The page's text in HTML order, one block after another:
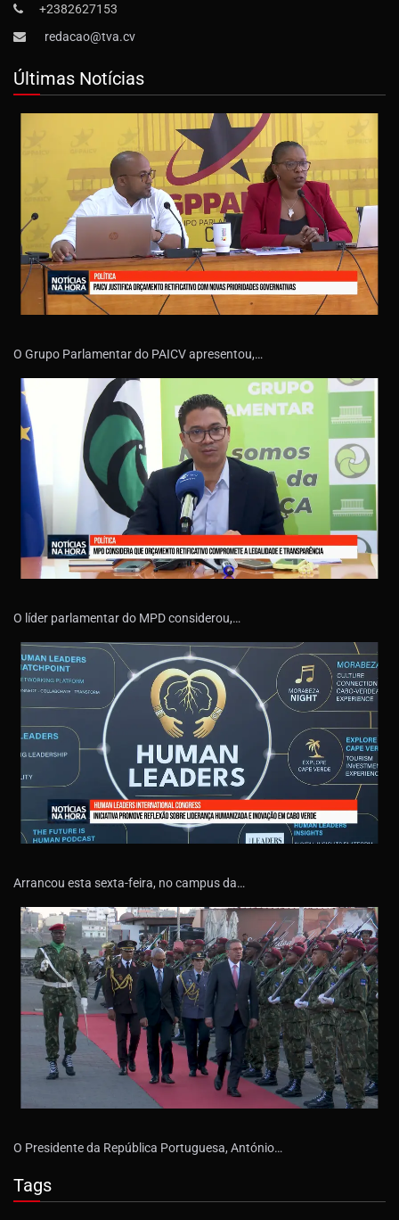
+2382627153
redacao@tva.cv
Últimas Notícias
O Grupo Parlamentar do PAICV apresentou,…
O líder parlamentar do MPD considerou,…
Arrancou esta sexta-feira, no campus da…
O Presidente da República Portuguesa, António…
Tags